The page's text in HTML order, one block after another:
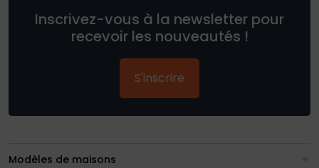
Inscrivez-vous à la newsletter pour
recevoir les nouveautés !
S'inscrire
Modèles de maisons